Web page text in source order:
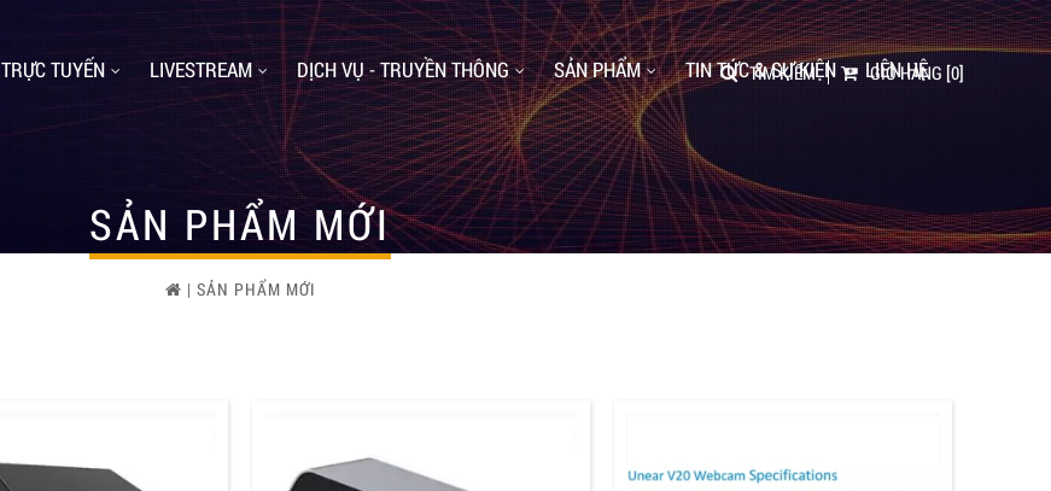
TRỰC TUYẾN LIVESTREAM DỊCH VỤ - TRUYỀN THÔNG SẢN PHẨM TIN TỨC & SỰ KIỆN LIÊN HỆ
GIỎ HÀNG[0]
TÌM KIẾM
SẢN PHẨM MỚI
| SẢN PHẨM MỚI